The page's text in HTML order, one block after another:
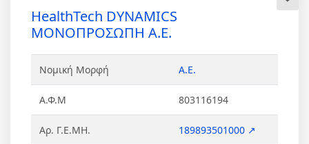
HealthTech DYNAMICS
ΜΟΝΟΠΡΟΣΩΠΗ Α.Ε.
Νομική Μορφή Α.Ε.
Α.Φ.Μ 803116194
Αρ. Γ.Ε.ΜΗ. 189893501000 ↗